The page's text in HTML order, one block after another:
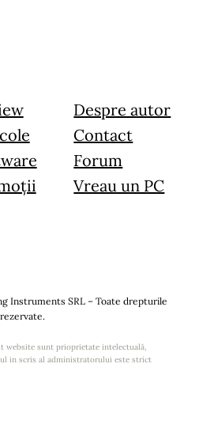
Despre autor
Contact
Forum
Vreau un PC
Instruments SRL – Toate drepturile
rezervate.
website sunt prioprietate intelectuală,
in scris al administratorului este strict